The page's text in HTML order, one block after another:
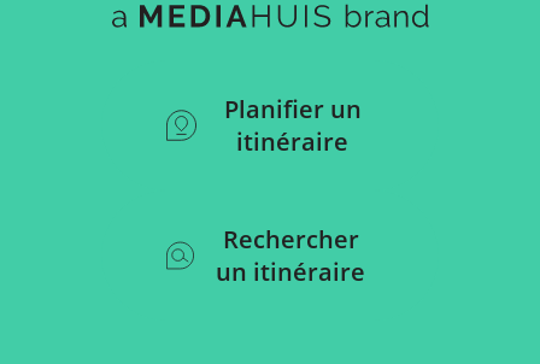
Planifier un
itinéraire
Rechercher
un itinéraire